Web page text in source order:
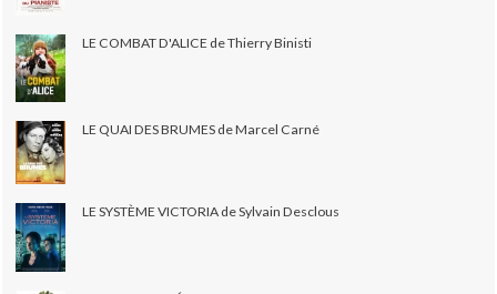
LE COMBAT D'ALICE de Thierry Binisti
LE QUAI DES BRUMES de Marcel Carné
LE SYSTÈME VICTORIA de Sylvain Desclous